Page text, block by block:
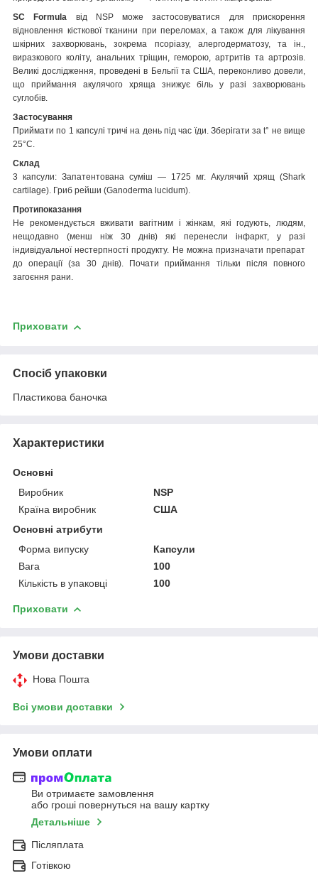
SC Formula від NSP може застосовуватися для прискорення
відновлення кісткової тканини при переломах, а також для лікування
шкірних захворювань, зокрема псоріазу, алергодерматозу, та ін.,
виразкового коліту, анальних тріщин, геморою, артритів та артрозів.
Великі дослідження, проведені в Бельгії та США, переконливо довели,
що приймання акулячого хряща знижує біль у разі захворювань
суглобів.
Застосування
Приймати по 1 капсулі тричі на день під час їди. Зберігати за t° не вище
25°С.
Склад
3 капсули: Запатентована суміш — 1725 мг. Акулячий хрящ (Shark
cartilage). Гриб рейши (Ganoderma luсidum).
Протипоказання
Не рекомендується вживати вагітним і жінкам, які годують, людям,
нещодавно (менш ніж 30 днів) які перенесли інфаркт, у разі
індивідуальної нестерпності продукту. Не можна призначати препарат
до операції (за 30 днів). Почати приймання тільки після повного
загоєння рани.
Приховати
Спосіб упаковки
Пластикова баночка
Характеристики
Основні
Виробник
NSP
Країна виробник
США
Основні атрибути
Форма випуску
Капсули
Вага
100
Кількість в упаковці
100
Приховати
Умови доставки
Нова Пошта
Всі умови доставки
Умови оплати
Ви отримаєте замовлення
або гроші повернуться на вашу картку
Детальніше
Післяплата
Готівкою